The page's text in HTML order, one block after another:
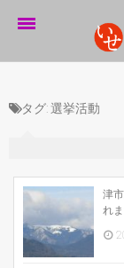
伊勢出版だより
制作実績
企業情報
採用情報
タグ:選挙活動
津
れ